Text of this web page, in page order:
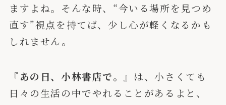
ますよね。そんな時、“今いる場所を見つめ
直す”視点を持てば、少し心が軽くなるかも
しれません。
『あの日、小林書店で。』 は、小さくても
日々の生活の中でやれることがあるよと、